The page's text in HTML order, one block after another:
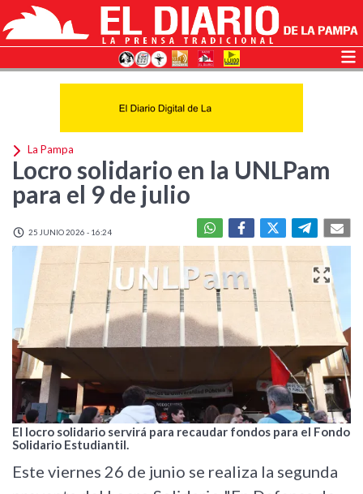
La Pampa
Locro solidario en la UNLPam
para el 9 de julio
25 JUNIO 2026 - 16:24
El locro solidario servirá para recaudar fondos para el Fondo
Solidario Estudiantil.
Este viernes 26 de junio se realiza la segunda